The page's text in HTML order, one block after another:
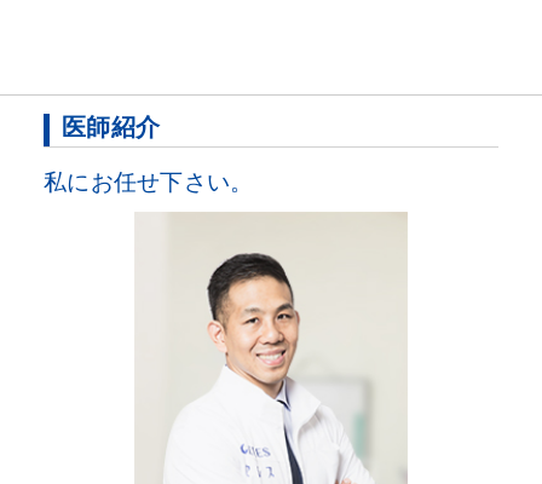
医師紹介
私にお任せ下さい。